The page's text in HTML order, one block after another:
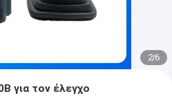
2/6
για τον έλεγχο